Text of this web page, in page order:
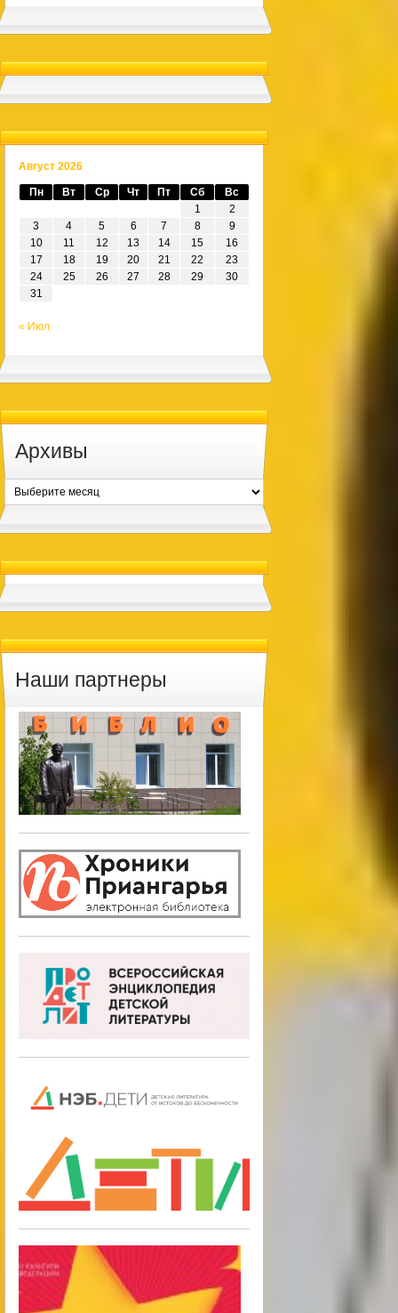
Август 2026
Пн Вт Ср Чт Пт Сб
Вс
1
2
3
4 5 6 7 8
9
10
11 12 13 14 15
16
17
18 19 20 21 22
23
24
25 26 27 28 29
30
31
« Июл
Архивы
Архивы
Наши партнеры